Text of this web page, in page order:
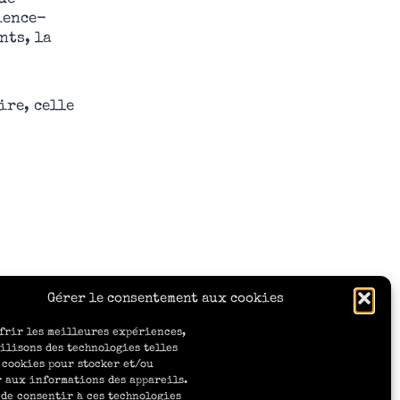
Gérer le consentement aux cookies
les meilleures expériences,
des technologies telles
cookies pour stocker et/ou
aux informations des appareils.
consentir à ces technologies
la
celle